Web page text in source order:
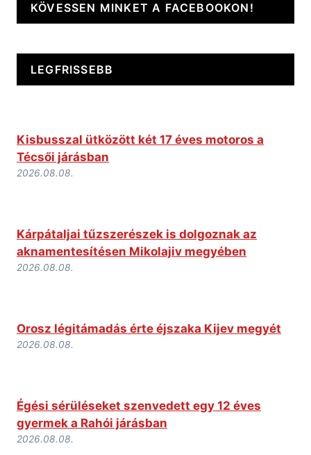
KÖVESSEN MINKET A FACEBOOKON!
LEGFRISSEBB
Kisbusszal ütközött két 17 éves motoros a
Técsői járásban
2026.08.08.
Kárpátaljai tűzszerészek is dolgoznak az
aknamentesítésen Mikolajiv megyében
2026.08.08.
Orosz légitámadás érte éjszaka Kijev megyét
2026.08.08.
Égési sérüléseket szenvedett egy 12 éves
gyermek a Rahói járásban
2026.08.08.